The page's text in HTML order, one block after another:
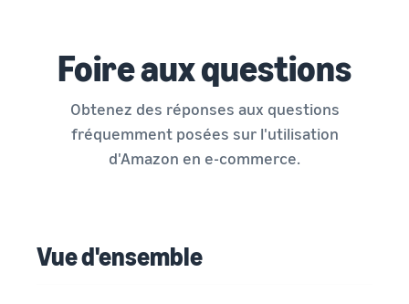
Foire aux questions
Obtenez des réponses aux questions
fréquemment posées sur l'utilisation
d'Amazon en e-commerce.
Vue d'ensemble